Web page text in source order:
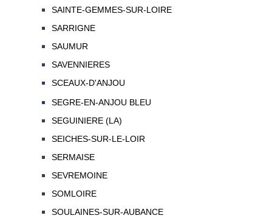
SAINTE-GEMMES-SUR-LOIRE
SARRIGNE
SAUMUR
SAVENNIERES
SCEAUX-D'ANJOU
SEGRE-EN-ANJOU BLEU
SEGUINIERE (LA)
SEICHES-SUR-LE-LOIR
SERMAISE
SEVREMOINE
SOMLOIRE
SOULAINES-SUR-AUBANCE